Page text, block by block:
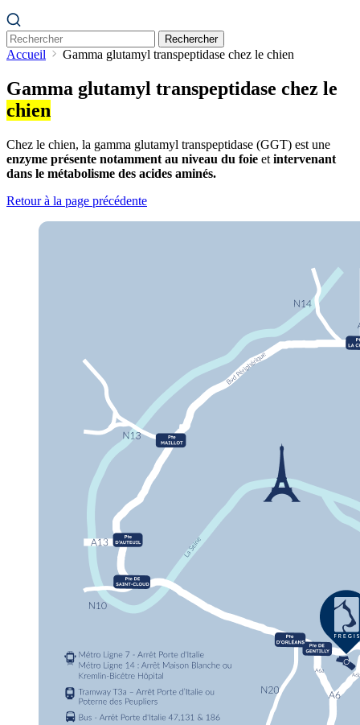
Rechercher
Accueil Gamma glutamyl transpeptidase chez le chien
Gamma glutamyl transpeptidase chez le
chien
Chez le chien, la gamma glutamyl transpeptidase (GGT) est une
enzyme présente notamment au niveau du foie et intervenant
dans le métabolisme des acides aminés.
Retour à la page précédente